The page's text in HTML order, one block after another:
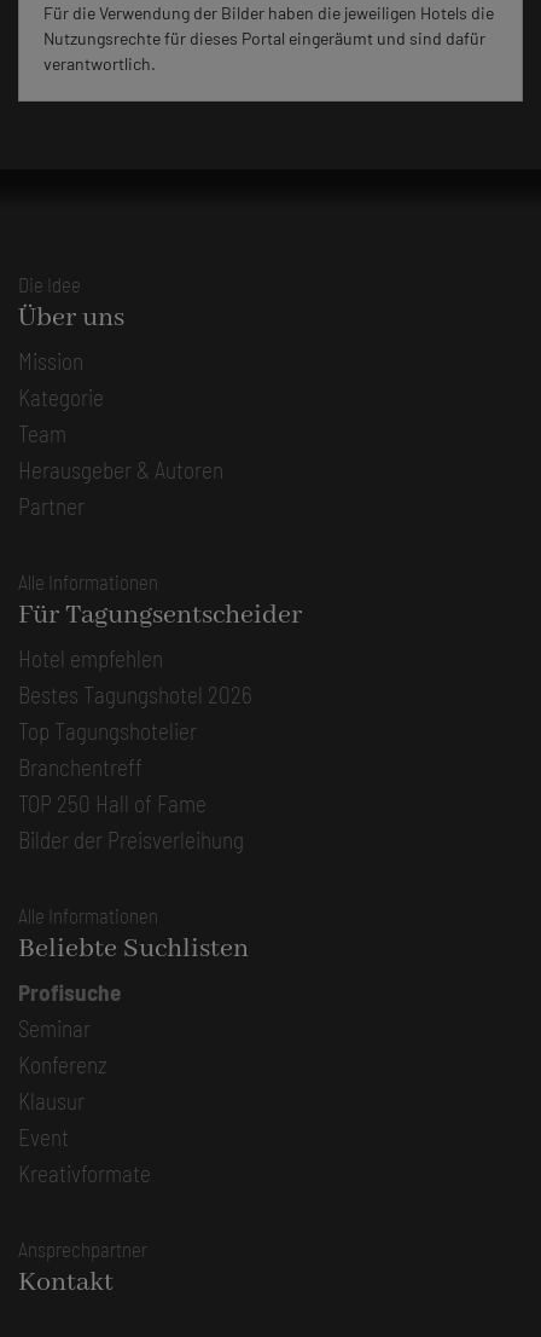
Für die Verwendung der Bilder haben die jeweiligen Hotels die
Nutzungsrechte für dieses Portal eingeräumt und sind dafür
verantwortlich.
Die Idee
Über uns
Mission
Kategorie
Team
Herausgeber & Autoren
Partner
Alle Informationen
Für Tagungsentscheider
Hotel empfehlen
Bestes Tagungshotel 2026
Top Tagungshotelier
Branchentreff
TOP 250 Hall of Fame
Bilder der Preisverleihung
Alle Informationen
Beliebte Suchlisten
Profisuche
Seminar
Konferenz
Klausur
Event
Kreativformate
Ansprechpartner
Kontakt